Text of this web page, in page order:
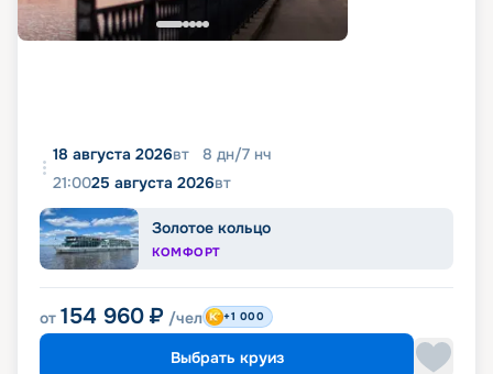
18 августа 2026вт 8 дн/7 нч
21:0025 августа 2026вт
Золотое кольцо
КОМФОРТ
от 154 960 ₽ /чел +1 000
Выбрать круиз